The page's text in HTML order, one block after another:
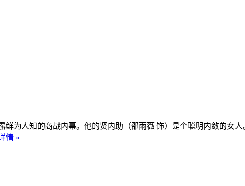
人知的商战内幕。他的贤内助（邵雨薇 饰）是个聪明内敛的女人
情 »